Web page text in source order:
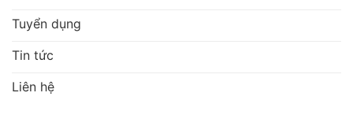
Tuyển dụng
Tin tức
Liên hệ